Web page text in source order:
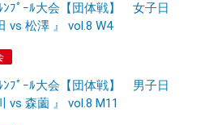
ﾝﾌﾟｰﾙ大会【団体戦】 女子日
vs 松澤 』 vol.8 W4
ﾝﾌﾟｰﾙ大会【団体戦】 男子日
vs 森薗 』 vol.8 M11